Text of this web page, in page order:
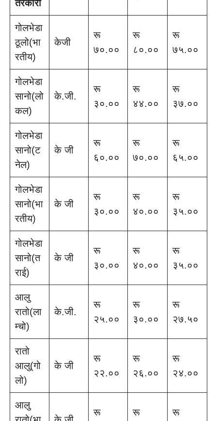
तरकारी
गोलभेडा
ठूलो(भा
रतीय)
केजी
रू
७०.००
रू
८०.००
रू
७५.००
गोलभेडा
सानो(लो
कल)
के.जी.
रू
३०.००
रू
४४.००
रू
३७.००
गोलभेडा
सानो(ट
नेल)
के जी
रू
६०.००
रू
७०.००
रू
६५.००
गोलभेडा
सानो(भा
रतीय)
के जी
रू
३०.००
रू
४०.००
रू
३५.००
गोलभेडा
सानो(त
राई)
के जी
रू
३०.००
रू
४०.००
रू
३५.००
आलु
रातो(ला
म्चो)
के.जी.
रू
२५.००
रू
३०.००
रू
२७.५०
रातो
आलु(गो
लो)
के जी
रू
२२.००
रू
२६.००
रू
२४.००
आलु
रू रू रू